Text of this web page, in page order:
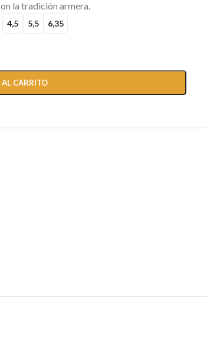
la tradición armera.
4,5 5,5 6,35
CARRITO